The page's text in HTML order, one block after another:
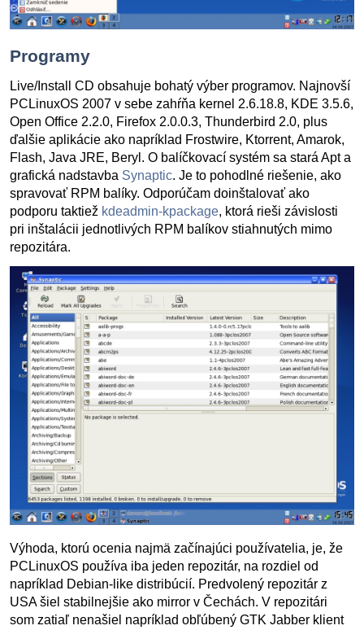
Programy
Live/Install CD obsahuje bohatý výber programov. Najnovší
PCLinuxOS 2007 v sebe zahŕňa kernel 2.6.18.8, KDE 3.5.6,
Open Office 2.2.0, Firefox 2.0.0.3, Thunderbird 2.0, plus
ďalšie aplikácie ako napríklad Frostwire, Ktorrent, Amarok,
Flash, Java JRE, Beryl. O balíčkovací systém sa stará Apt a
grafická nadstavba Synaptic. Je to pohodlné riešenie, ako
spravovať RPM balíky. Odporúčam doinštalovať ako
podporu taktiež kdeadmin-kpackage, ktorá rieši závislosti
pri inštalácii jednotlivých RPM balíkov stiahnutých mimo
repozitára.
Výhoda, ktorú ocenia najmä začínajúci používatelia, je, že
PCLinuxOS používa iba jeden repozitár, na rozdiel od
napríklad Debian-like distribúcií. Predvolený repozitár z
USA šiel stabilnejšie ako mirror v Čechách. V repozitári
som zatiaľ nenašiel napríklad obľúbený GTK Jabber klient